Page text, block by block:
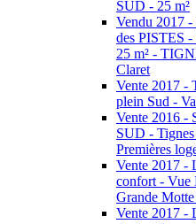
SUD - 25 m²
Vendu 2017
des PISTES
25 m² -
Claret
Vente 2017 -
plein Sud -
Vente 2016 -
SUD -
Premières
Vente 2017 -
confort - Vue
Grande
Vente 2017 -